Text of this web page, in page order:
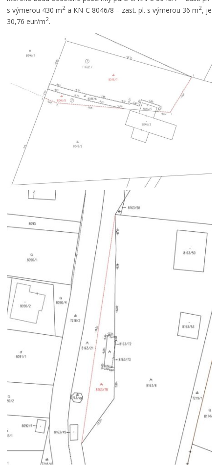
s výmerou 430 m2 a KN-C 8046/8 – zast. pl. s výmerou 36 m2, je
30,76 eur/m2.